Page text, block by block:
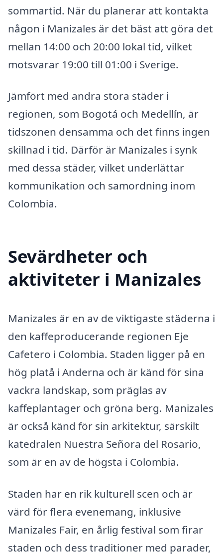
sommartid. När du planerar att kontakta
någon i Manizales är det bäst att göra det
mellan 14:00 och 20:00 lokal tid, vilket
motsvarar 19:00 till 01:00 i Sverige.
Jämfört med andra stora städer i
regionen, som Bogotá och Medellín, är
tidszonen densamma och det finns ingen
skillnad i tid. Därför är Manizales i synk
med dessa städer, vilket underlättar
kommunikation och samordning inom
Colombia.
Sevärdheter och
aktiviteter i Manizales
Manizales är en av de viktigaste städerna i
den kaffeproducerande regionen Eje
Cafetero i Colombia. Staden ligger på en
hög platå i Anderna och är känd för sina
vackra landskap, som präglas av
kaffeplantager och gröna berg. Manizales
är också känd för sin arkitektur, särskilt
katedralen Nuestra Señora del Rosario,
som är en av de högsta i Colombia.
Staden har en rik kulturell scen och är
värd för flera evenemang, inklusive
Manizales Fair, en årlig festival som firar
staden och dess traditioner med parader,